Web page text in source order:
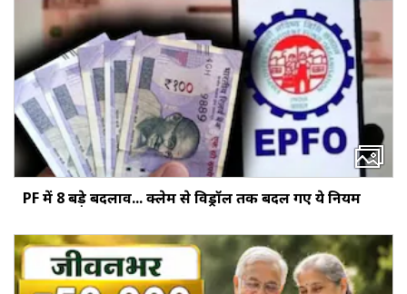
PF में 8 बड़े बदलाव... क्‍लेम से विड्रॉल तक बदल गए ये नियम